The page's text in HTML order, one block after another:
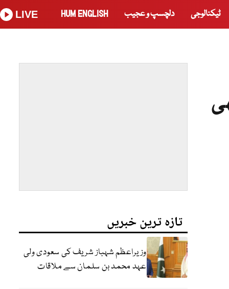
ٹیکنالوجی دلچسپ و عجیب HUM ENGLISH
LIVE
تازہ ترین خبریں
وزیراعظم شہباز شریف کی سعودی ولی
عہد محمد بن سلمان سے ملاقات